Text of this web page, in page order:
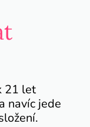
21 let
navíc jede